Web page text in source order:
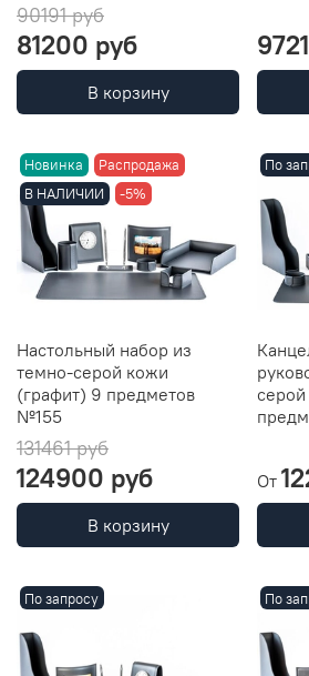
90191 руб
81200 руб
В корзину
Новинка
Распродажа
В НАЛИЧИИ
-5%
Настольный набор из
темно-серой кожи
(графит) 9 предметов
№155
131461 руб
124900 руб
В корзину
По
От
По запросу По